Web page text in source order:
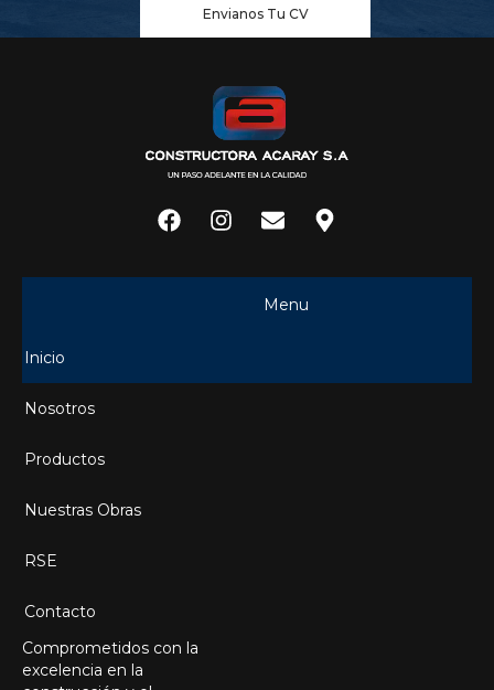
Envianos Tu CV
Menu
Inicio
Nosotros
Productos
Nuestras Obras
RSE
Contacto
Comprometidos con la
excelencia en la